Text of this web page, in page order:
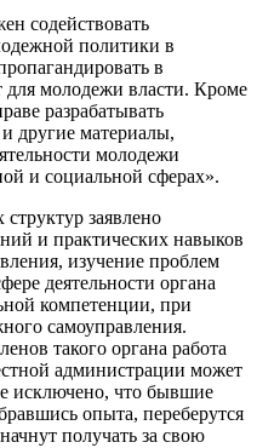
содействовать
политики в
в
для молодежи власти. Кроме
разрабатывать
другие материалы,
молодежи
и социальной сферах».
заявлено
и практических навыков
изучение проблем
деятельности органа
компетенции, при
самоуправления.
такого органа работа
администрации может
исключено, что бывшие
опыта, переберутся
получать за свою